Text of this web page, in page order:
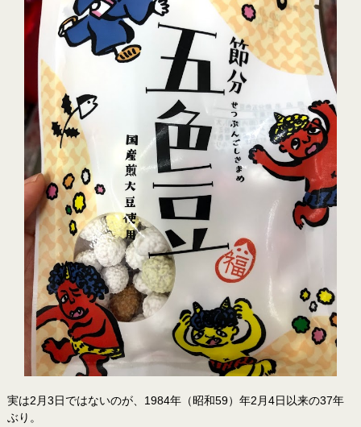
実は2月3日ではないのが、1984年（昭和59）年2月4日以来の37年
ぶり。